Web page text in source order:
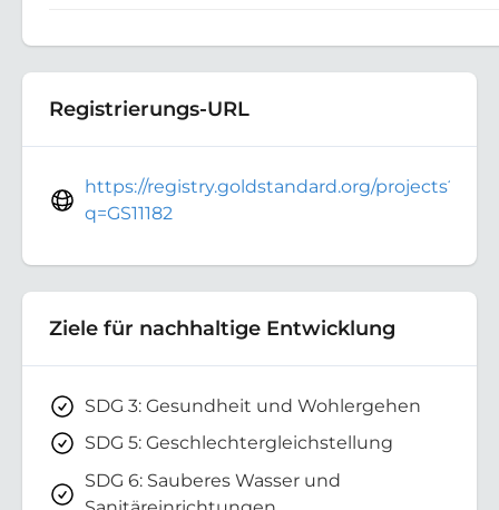
Registrierungs-URL
https://registry.goldstandard.org/projects?
q=GS11182
Ziele für nachhaltige Entwicklung
SDG 3: Gesundheit und Wohlergehen
SDG 5: Geschlechtergleichstellung
SDG 6: Sauberes Wasser und